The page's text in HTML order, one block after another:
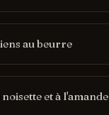
au beurre
et à l'amande